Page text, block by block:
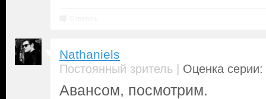
Nathaniels
Постоянный зритель | Оценка серии:
Авансом, посмотрим.